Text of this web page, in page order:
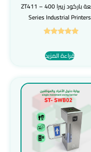
طابعة باركود زيبرا ZT411 – 400
Series Industrial Printers
من 5
قراءة المزيد